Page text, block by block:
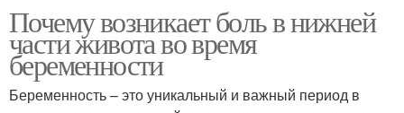
Почему возникает боль в нижней
части живота во время
беременности
Беременность – это уникальный и важный период в